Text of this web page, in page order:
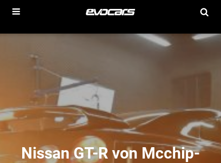
Nissan GT-R von Mcchip-